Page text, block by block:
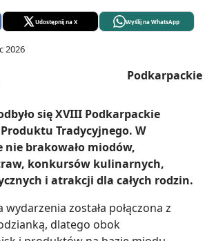
Udostępnij na X Wyślij na WhatsApp
2026
się XVIII Podkarpackie
Produktu Tradycyjnego. W
nie brakowało miodów,
konkursów kulinarnych,
i atrakcji dla całych rodzin.
została połączona z
dlatego obok